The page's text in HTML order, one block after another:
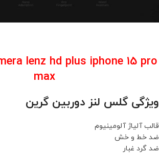
lenz hd plus iphone 15 pro
max
ویژگی گلس لنز دوربین گرین
قالب آلیاژ آلومینیوم
ضد خط و خش
ضد گرد غبار